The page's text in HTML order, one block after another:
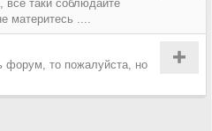
таки соблюдайте
материтесь ....
форум, то пожалуйста, но